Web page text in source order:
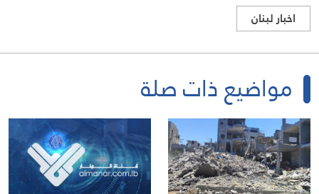
اخبار لبنان
مواضيع ذات صلة